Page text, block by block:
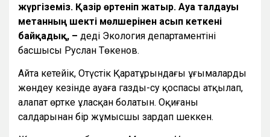
жүргіземіз. Қазір өртеніп жатыр. Ауа талдауы
метанның шекті мөлшерінен асып кеткені
байқадық, – деді Экология департаментінің
басшысы Руслан Төкенов.
Айта кетейік, Оңтүстік Қаратұрындағы ұңғымаларды
жөндеу кезінде ауаға газды-су қоспасы атқылап,
алапат өртке ұласқан болатын. Оқиғаның
салдарынан бір жұмысшы зардап шеккен.